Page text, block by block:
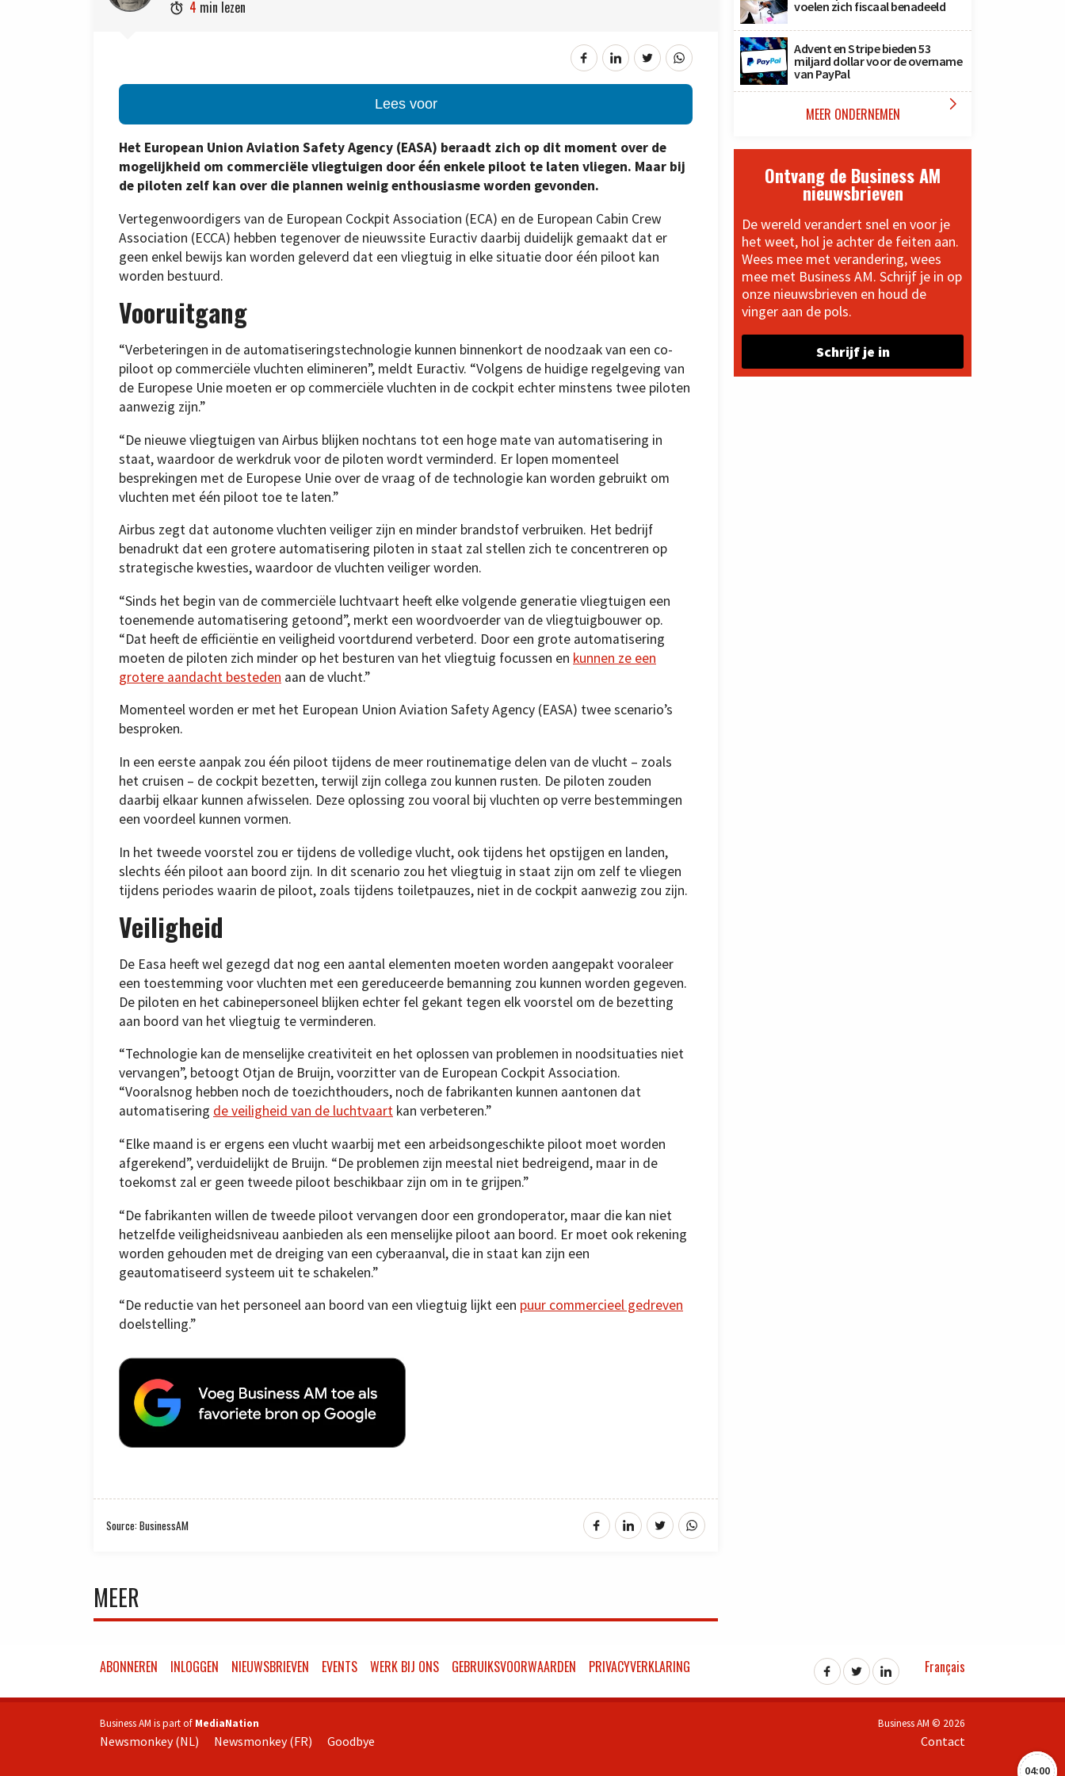
 4 min lezen
Lees voor
Het European Union Aviation Safety Agency (EASA) beraadt zich op dit moment over de
mogelijkheid om commerciële vliegtuigen door één enkele piloot te laten vliegen. Maar bij
de piloten zelf kan over die plannen weinig enthousiasme worden gevonden.
Vertegenwoordigers van de European Cockpit Association (ECA) en de European Cabin Crew
Association (ECCA) hebben tegenover de nieuwssite Euractiv daarbij duidelijk gemaakt dat er
geen enkel bewijs kan worden geleverd dat een vliegtuig in elke situatie door één piloot kan
worden bestuurd.
Vooruitgang
“Verbeteringen in de automatiseringstechnologie kunnen binnenkort de noodzaak van een co-
piloot op commerciële vluchten elimineren”, meldt Euractiv. “Volgens de huidige regelgeving van
de Europese Unie moeten er op commerciële vluchten in de cockpit echter minstens twee piloten
aanwezig zijn.”
“De nieuwe vliegtuigen van Airbus blijken nochtans tot een hoge mate van automatisering in
staat, waardoor de werkdruk voor de piloten wordt verminderd. Er lopen momenteel
besprekingen met de Europese Unie over de vraag of de technologie kan worden gebruikt om
vluchten met één piloot toe te laten.”
Airbus zegt dat autonome vluchten veiliger zijn en minder brandstof verbruiken. Het bedrijf
benadrukt dat een grotere automatisering piloten in staat zal stellen zich te concentreren op
strategische kwesties, waardoor de vluchten veiliger worden.
“Sinds het begin van de commerciële luchtvaart heeft elke volgende generatie vliegtuigen een
toenemende automatisering getoond”, merkt een woordvoerder van de vliegtuigbouwer op.
“Dat heeft de efficiëntie en veiligheid voortdurend verbeterd. Door een grote automatisering
moeten de piloten zich minder op het besturen van het vliegtuig focussen en kunnen ze een
grotere aandacht besteden aan de vlucht.”
Momenteel worden er met het European Union Aviation Safety Agency (EASA) twee scenario’s
besproken.
In een eerste aanpak zou één piloot tijdens de meer routinematige delen van de vlucht – zoals
het cruisen – de cockpit bezetten, terwijl zijn collega zou kunnen rusten. De piloten zouden
daarbij elkaar kunnen afwisselen. Deze oplossing zou vooral bij vluchten op verre bestemmingen
een voordeel kunnen vormen.
In het tweede voorstel zou er tijdens de volledige vlucht, ook tijdens het opstijgen en landen,
slechts één piloot aan boord zijn. In dit scenario zou het vliegtuig in staat zijn om zelf te vliegen
tijdens periodes waarin de piloot, zoals tijdens toiletpauzes, niet in de cockpit aanwezig zou zijn.
Veiligheid
De Easa heeft wel gezegd dat nog een aantal elementen moeten worden aangepakt vooraleer
een toestemming voor vluchten met een gereduceerde bemanning zou kunnen worden gegeven.
De piloten en het cabinepersoneel blijken echter fel gekant tegen elk voorstel om de bezetting
aan boord van het vliegtuig te verminderen.
“Technologie kan de menselijke creativiteit en het oplossen van problemen in noodsituaties niet
vervangen”, betoogt Otjan de Bruijn, voorzitter van de European Cockpit Association.
“Vooralsnog hebben noch de toezichthouders, noch de fabrikanten kunnen aantonen dat
automatisering de veiligheid van de luchtvaart kan verbeteren.”
“Elke maand is er ergens een vlucht waarbij met een arbeidsongeschikte piloot moet worden
afgerekend”, verduidelijkt de Bruijn. “De problemen zijn meestal niet bedreigend, maar in de
toekomst zal er geen tweede piloot beschikbaar zijn om in te grijpen.”
“De fabrikanten willen de tweede piloot vervangen door een grondoperator, maar die kan niet
hetzelfde veiligheidsniveau aanbieden als een menselijke piloot aan boord. Er moet ook rekening
worden gehouden met de dreiging van een cyberaanval, die in staat kan zijn een
geautomatiseerd systeem uit te schakelen.”
“De reductie van het personeel aan boord van een vliegtuig lijkt een puur commercieel gedreven
doelstelling.”
Source: BusinessAM
MEER
voelen zich fiscaal benadeeld
Advent en Stripe bieden 53
miljard dollar voor de overname
van PayPal
MEER ONDERNEMEN 
Ontvang de Business AM
nieuwsbrieven
De wereld verandert snel en voor je
het weet, hol je achter de feiten aan.
Wees mee met verandering, wees
mee met Business AM. Schrijf je in op
onze nieuwsbrieven en houd de
vinger aan de pols.
Schrijf je in
04:00
ABONNEREN INLOGGEN NIEUWSBRIEVEN EVENTS WERK BIJ ONS GEBRUIKSVOORWAARDEN PRIVACYVERKLARING Français
Business AM is part of MediaNation
Newsmonkey (NL) Newsmonkey (FR) Goodbye
Business AM © 2026
Contact